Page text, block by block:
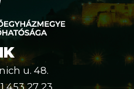
u. 48.